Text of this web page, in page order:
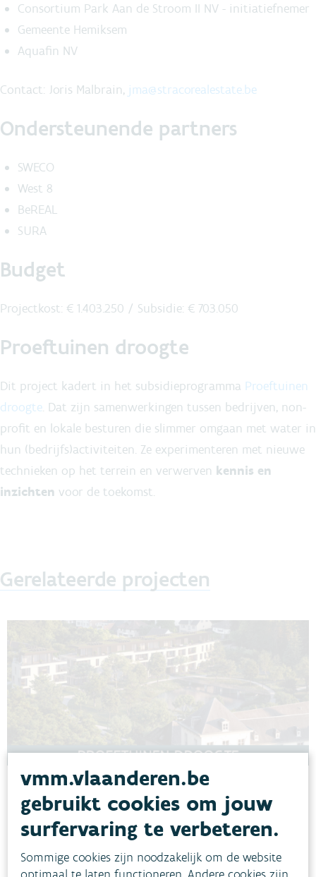
Consortium Park Aan de Stroom II NV - initiatiefnemer
Gemeente Hemiksem
Aquafin NV
Contact: Joris Malbrain, jma@stracorealestate.be
Ondersteunende partners
SWECO
West 8
BeREAL
SURA
Budget
Projectkost: € 1.403.250 / Subsidie: € 703.050
Proeftuinen droogte
Dit project kadert in het subsidieprogramma Proeftuinen
droogte. Dat zijn samenwerkingen tussen bedrijven, non-
profit en lokale besturen die slimmer omgaan met water in
hun (bedrijfs)activiteiten. Ze experimenteren met nieuwe
technieken op het terrein en verwerven kennis en
inzichten voor de toekomst.
Gerelateerde projecten
Panquin
Op de site Panquin aan de rand van het park van Tervuren
(Vlaams Brabant), worden vier nieuwe woonblokken gebouwd.
zuiveren en opwaarderen tot huishoudwater om toiletten en
vmm.vlaanderen.be
gebruikt cookies om jouw
surfervaring te verbeteren.
Sommige cookies zijn noodzakelijk om de website